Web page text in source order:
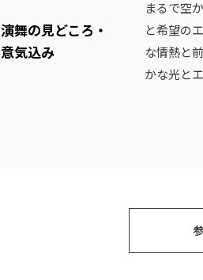
演舞の見どころ・
意気込み
まるで空
と希望の
な情熱と
かな光と